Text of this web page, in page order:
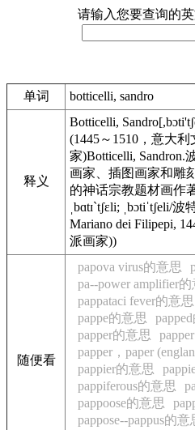
请输入您要查询的
单词 botticelli, sandro
释义
Botticelli,
(1445～1510，意大
家)Botticelli, Sandron.
画家、插图画家和雕
的神话宗教题材画作
ˌbɑtɪ`tʃɛli; ˌbɔtiˈtʃeli/
Mariano dei Filipepi,
派画家))
随便看
papova virus的意思
pa--power amplifier的
pappataci fever的意思
pappe的意思
papper的意思
papper，paper
pappier的意思
pappiferous的意思
pappoose的意思
pappose--pappus的意